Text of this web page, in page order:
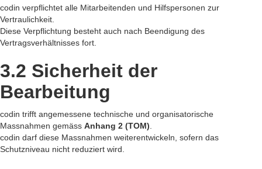
codin verpflichtet alle Mitarbeitenden und Hilfspersonen zur
Vertraulichkeit.
Diese Verpflichtung besteht auch nach Beendigung des
Vertragsverhältnisses fort.
3.2 Sicherheit der
Bearbeitung
codin trifft angemessene technische und organisatorische
Massnahmen gemäss Anhang 2 (TOM)
codin darf diese Massnahmen weiterentwickeln, sofern das
Schutzniveau nicht reduziert wird.